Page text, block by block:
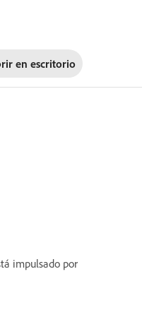
en escritorio
impulsado por